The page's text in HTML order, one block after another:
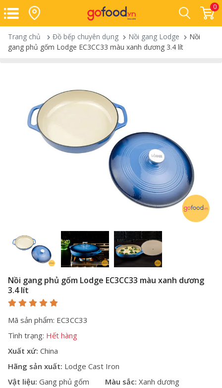
0
Trang chủ Đồ bếp chuyên dụng Nồi gang Lodge
Nồi
gang phủ gốm Lodge EC3CC33 màu xanh dương 3.4 lít
Nồi gang phủ gốm Lodge EC3CC33 màu xanh dương
3.4 lít
Mã sản phẩm: EC3CC33
Tình trạng: Hết hàng
Xuất xứ: China
Hãng sản xuất: Lodge Cast Iron
Vật liệu: Gang phủ gốm Màu sắc: Xanh dương